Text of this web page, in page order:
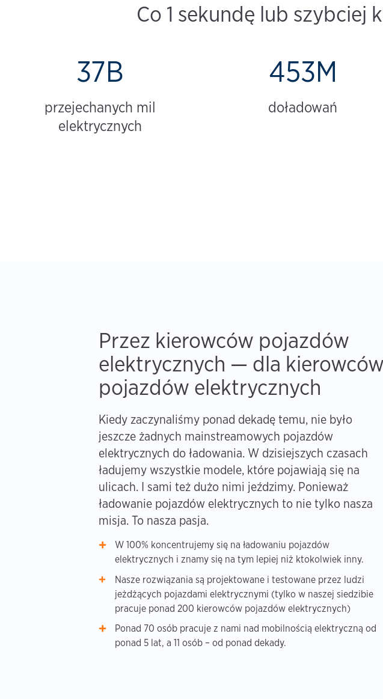
Co 1 sekundę lub szybciej
37B
przejechanych mil
elektrycznych
453M
doładowań
Przez kierowców pojazdów
elektrycznych — dla kierowców
pojazdów elektrycznych
Kiedy zaczynaliśmy ponad dekadę temu, nie było
jeszcze żadnych mainstreamowych pojazdów
elektrycznych do ładowania. W dzisiejszych czasach
ładujemy wszystkie modele, które pojawiają się na
ulicach. I sami też dużo nimi jeździmy. Ponieważ
ładowanie pojazdów elektrycznych to nie tylko nasza
misja. To nasza pasja.
W 100% koncentrujemy się na ładowaniu pojazdów
elektrycznych i znamy się na tym lepiej niż ktokolwiek inny.
Nasze rozwiązania są projektowane i testowane przez ludzi
jeżdżących pojazdami elektrycznymi (tylko w naszej siedzibie
pracuje ponad 200 kierowców pojazdów elektrycznych)
Ponad 70 osób pracuje z nami nad mobilnością elektryczną od
ponad 5 lat, a 11 osób – od ponad dekady.